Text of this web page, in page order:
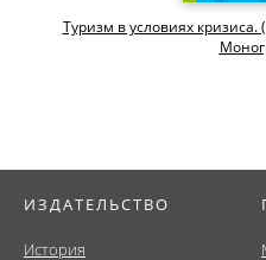
Туризм в условиях кризиса.
ИЗДАТЕЛЬСТВО
История